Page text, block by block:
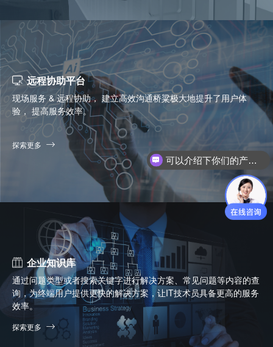
远程协助平台
现场服务 & 远程协助， 建立高效沟通桥粱极大地提升了用户体
验， 提高服务效率。
探索更多
企业知识库
通过问题类型或者搜索关键字进行解决方案、常见问题等内容的查
询，为终端用户提供更快的解决方案，让IT技术员具备更高的服务
效率。
探索更多
可以介绍下你们的产品么？
你们是怎么收费的呢？